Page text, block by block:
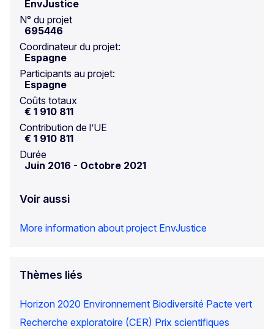
EnvJustice
N° du projet
695446
Coordinateur du projet:
Espagne
Participants au projet:
Espagne
Coûts totaux
€ 1 910 811
Contribution de l’UE
€ 1 910 811
Durée
Juin 2016 - Octobre 2021
Voir aussi
More information about project EnvJustice
Thèmes liés
Horizon 2020 Environnement Biodiversité Pacte vert
Recherche exploratoire (CER) Prix scientifiques